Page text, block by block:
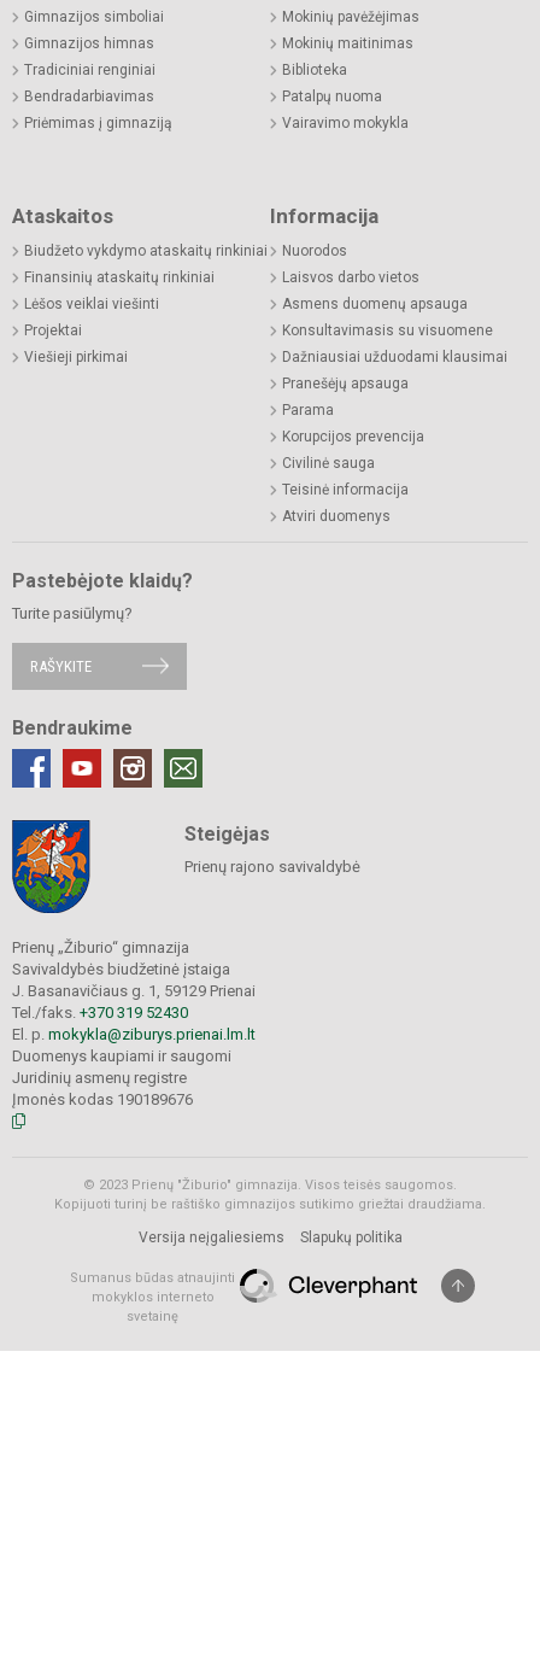
Gimnazijos simboliai
Gimnazijos himnas
Tradiciniai renginiai
Bendradarbiavimas
Priėmimas į gimnaziją
Mokinių pavėžėjimas
Mokinių maitinimas
Biblioteka
Patalpų nuoma
Vairavimo mokykla
Ataskaitos
Biudžeto vykdymo ataskaitų rinkiniai
Finansinių ataskaitų rinkiniai
Lėšos veiklai viešinti
Projektai
Viešieji pirkimai
Informacija
Nuorodos
Laisvos darbo vietos
Asmens duomenų apsauga
Konsultavimasis su visuomene
Dažniausiai užduodami klausimai
Pranešėjų apsauga
Parama
Korupcijos prevencija
Civilinė sauga
Teisinė informacija
Atviri duomenys
Pastebėjote klaidų?
Turite pasiūlymų?
RAŠYKITE
Bendraukime
Steigėjas
Prienų rajono savivaldybė
Prienų „Žiburio“ gimnazija
Savivaldybės biudžetinė įstaiga
J. Basanavičiaus g. 1, 59129 Prienai
Tel./faks. +370 319 52430
El. p. mokykla@ziburys.prienai.lm.lt
Duomenys kaupiami ir saugomi
Juridinių asmenų registre
Įmonės kodas 190189676
© 2023 Prienų "Žiburio" gimnazija. Visos teisės saugomos.
Kopijuoti turinį be raštiško gimnazijos sutikimo griežtai draudžiama.
Versija neįgaliesiems Slapukų politika
Sumanus būdas atnaujinti
mokyklos interneto
svetainę